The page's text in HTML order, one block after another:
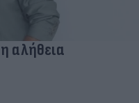
αλήθεια